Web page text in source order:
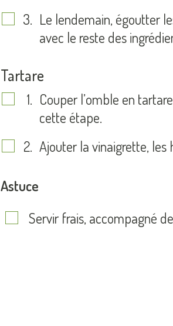
Le lendemain, égoutter
avec le reste des
Tartare
Couper l’omble en
cette étape.
Ajouter la vinaigrette, les
Astuce
Servir frais, accompagné